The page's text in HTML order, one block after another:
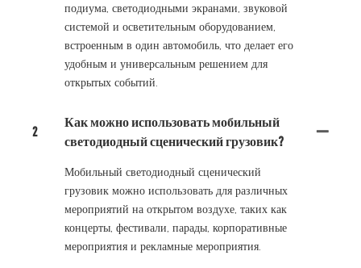
подиума, светодиодными экранами, звуковой
системой и осветительным оборудованием,
встроенным в один автомобиль, что делает его
удобным и универсальным решением для
открытых событий.
2
Как можно использовать мобильный
светодиодный сценический грузовик?
Мобильный светодиодный сценический
грузовик можно использовать для различных
мероприятий на открытом воздухе, таких как
концерты, фестивали, парады, корпоративные
мероприятия и рекламные мероприятия.